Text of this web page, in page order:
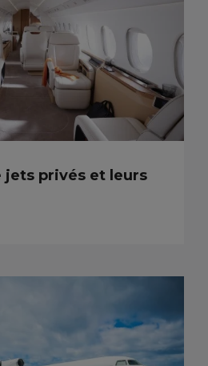
jets privés et leurs